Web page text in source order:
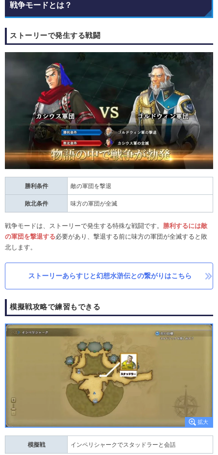
戦争モードとは？
ストーリーで発生する戦闘
勝利条件 敵の軍団を撃退
敗北条件 味方の軍団が全滅
戦争モードは、ストーリーで発生する特殊な戦闘です。 勝利するには敵
の軍団を撃退する必要があり、撃退する前に味方の軍団が全滅すると敗
北します。
ストーリーあらすじと幻想水滸伝との繋がりはこちら
模擬戦攻略で練習もできる
模擬戦 インペリシャークでスタッドラーと会話